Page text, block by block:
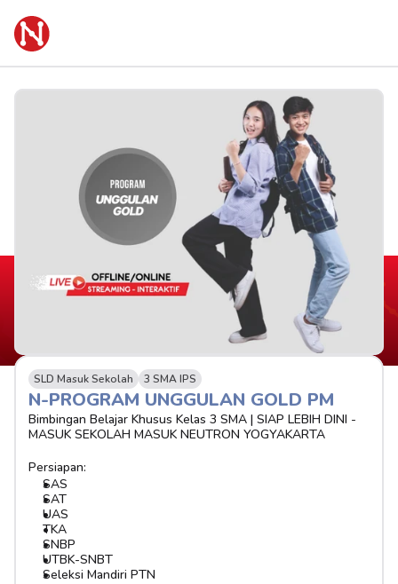
SLD Masuk Sekolah 3 SMA IPS
N-PROGRAM UNGGULAN GOLD PM
Bimbingan Belajar Khusus Kelas 3 SMA | SIAP LEBIH DINI -
MASUK SEKOLAH MASUK NEUTRON YOGYAKARTA
Persiapan:
SAS
SAT
UAS
TKA
SNBP
UTBK-SNBT
Seleksi Mandiri PTN